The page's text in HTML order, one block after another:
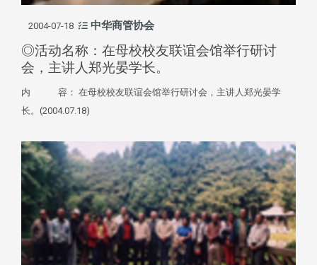
2004-07-18 中华商管协会
◎活动名称：在母校校友联谊会馆举行研讨
会，主讲人郑光晏学长。
内 容： 在母校校友联谊会馆举行研讨会，主讲人郑光晏学
长。(2004.07.18)